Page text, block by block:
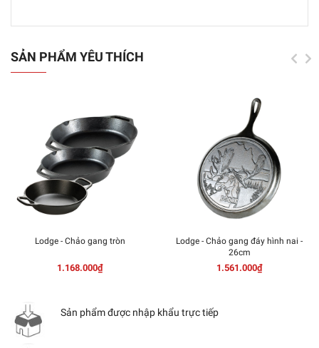
SẢN PHẨM YÊU THÍCH
Lodge - Chảo gang tròn
1.168.000₫
Lodge - Chảo gang đáy hình nai -
26cm
1.561.000₫
Sản phẩm được nhập khẩu trực tiếp